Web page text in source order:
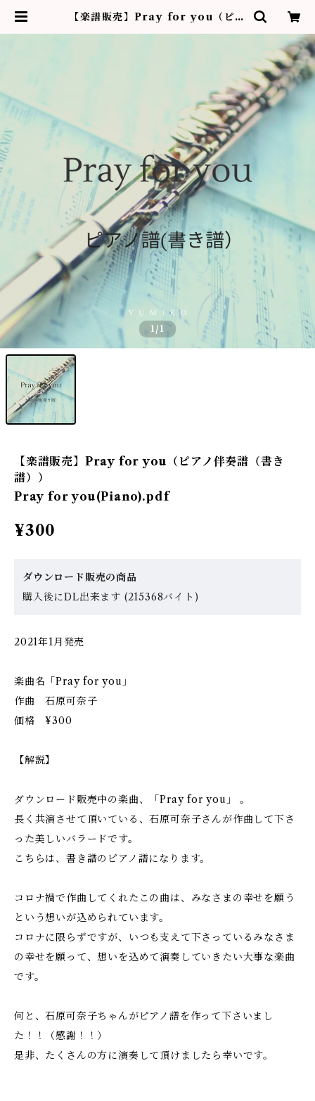
【楽譜販売】Pray for you（ピア
1/1
【楽譜販売】Pray for you（ピアノ伴奏譜（書き
譜））
Pray for you(Piano).pdf
¥300
ダウンロード販売の商品
購入後にDL出来ます (215368バイト)
2021年1月発売
楽曲名「Pray for you」
作曲 石原可奈子
価格 ¥300
【解説】
ダウンロード販売中の楽曲、「Pray for you」 。
長く共演させて頂いている、石原可奈子さんが作曲して下さ
った美しいバラードです。
こちらは、書き譜のピアノ譜になります。
コロナ禍で作曲してくれたこの曲は、みなさまの幸せを願う
という想いが込められています。
コロナに限らずですが、いつも支えて下さっているみなさま
の幸せを願って、想いを込めて演奏していきたい大事な楽曲
です。
何と、石原可奈子ちゃんがピアノ譜を作って下さいまし
た！！（感謝！！）
是非、たくさんの方に演奏して頂けましたら幸いです。